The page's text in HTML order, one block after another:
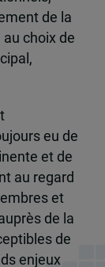
de la
choix de
eu de
et de
au regard
et
de la
de
enjeux